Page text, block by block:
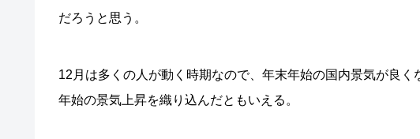
だろうと思う。
12月は多くの人が動く時期なので、年末年始の国内景気が良
年始の景気上昇を織り込んだともいえる。